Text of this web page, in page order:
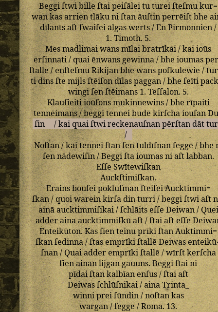
Beggiſtwibilleſtaipeiſālei tu turei ſteſmukur=
wankasarrientlākuniſtan āuſtinperrēiſt bhe
dīlantsaſtſwaiſei ālgas werts/EnPirmonnien/
1.Timoth.5.
Mes madlimai wans mīlai bratrīkai/kaiioūs
erſinnati/quai ēnwans gewinna/bhe ioumas
ſtallē/enſteſmuRikijanbhewanspoſkulēwie/
tidinsſte mijlsſtēiſon dīlaspaggan/bhe ſeīti
wingiſenſtēimans1.Teſſalon.5.
Klauſieitiioūſonsmukinnewins/bherīpaiti
tennēimans/beggitenneibudēkirſchaiouſan
ſin
/kai quai ſtwi reckenauſnan pērſtan dāt
/
Noſtan/kaitenneiſtanſentuldīſnanſeggē/bhe
ſennādewiſin/Beggiſtaioumasniaſtlabban.
Eſſe Swītewiſkan
Auckſtimiſkan.
ErainsboūſeipokluſmanſteiſeiAucktimmi=
ſkan/quoiwareinkirſadinturri/beggiſtwiaſt
aināaucktimmiſikai/ſchlāitseſſeDeiwan/Quei
adderainaaucktimmiſkūaſt/ſtaiaſt eſſe
Enteikūton.Kasſienteinu prīkiſtanAuktimmi=
ſkanſedinna/ſtasemprīkiſtallēDeiwas
ſnan/Quaiadderemprīkiſtallē/wīrſtkerſcha
ſienainanlijgan gauuns.Beggi ſtai ni
pīdaiſtankalbīanenſus/ſtaiaſt
Deiwasſchlūſnikai/ainaTrinta_
winnipreiſūndin/noſtankas
wargan/ſegge/Roma.13.